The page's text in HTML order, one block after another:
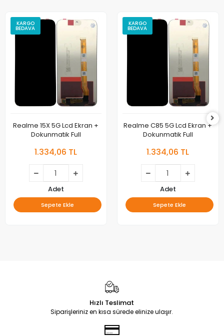
KARGO
BEDAVA
Realme 15X 5G Lcd Ekran +
Dokunmatik Full
1.334,06 TL
Adet
Sepete Ekle
KARGO
BEDAVA
Realme C85 5G Lcd Ekran +
Dokunmatik Full
1.334,06 TL
Adet
Sepete Ekle
Hızlı Teslimat
Siparişleriniz en kısa sürede elinize ulaşır.